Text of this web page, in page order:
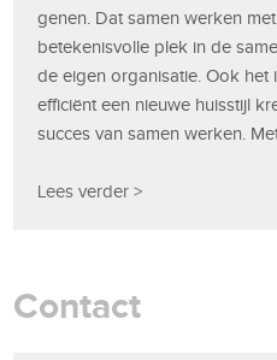
genen. Dat samen werken
betekenisvolle plek in de
de eigen organisatie. Ook het
efficiënt een nieuwe huisstijl
succes van samen werken.
Lees verder >
Contact